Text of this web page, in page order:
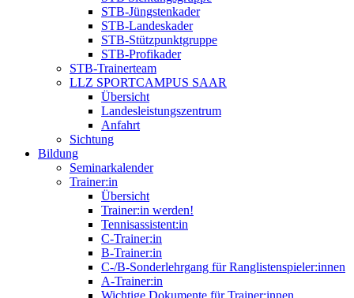
STB-Jüngstenkader
STB-Landeskader
STB-Stützpunktgruppe
STB-Profikader
STB-Trainerteam
LLZ SPORTCAMPUS SAAR
Übersicht
Landesleistungszentrum
Anfahrt
Sichtung
Bildung
Seminarkalender
Trainer:in
Übersicht
Trainer:in werden!
Tennisassistent:in
C-Trainer:in
B-Trainer:in
C-/B-Sonderlehrgang für Ranglistenspieler:innen
A-Trainer:in
Wichtige Dokumente für Trainer:innen